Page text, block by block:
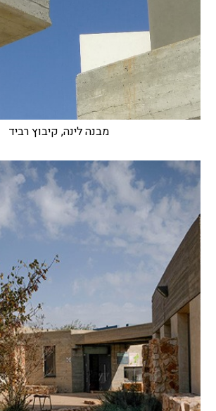
מבנה לינה, קיבוץ רביד